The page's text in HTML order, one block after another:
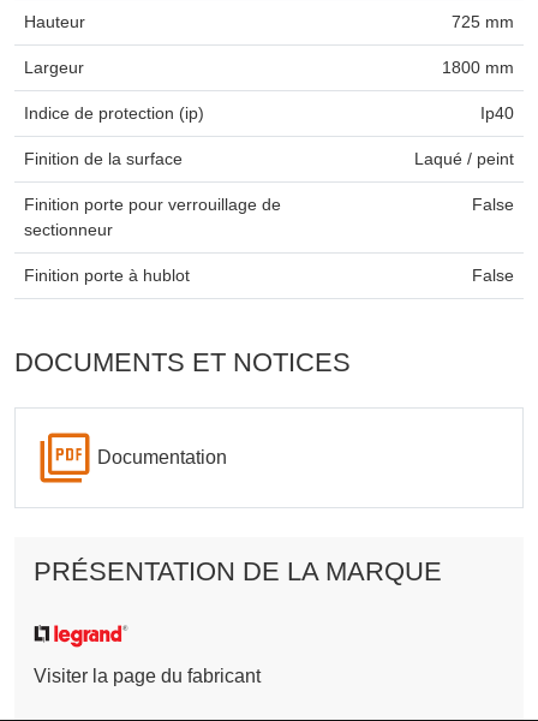
Hauteur 725 mm
Largeur 1800 mm
Indice de protection (ip) Ip40
Finition de la surface Laqué / peint
Finition porte pour verrouillage de
sectionneur
False
Finition porte à hublot False
DOCUMENTS ET NOTICES
Documentation
PRÉSENTATION DE LA MARQUE
Visiter la page du fabricant